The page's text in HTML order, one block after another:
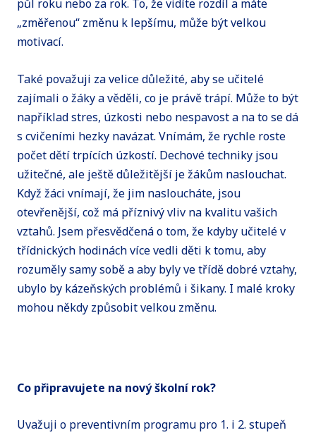
půl roku nebo za rok. To, že vidíte rozdíl a máte
„změřenou“ změnu k lepšímu, může být velkou
motivací.
Také považuji za velice důležité, aby se učitelé
zajímali o žáky a věděli, co je právě trápí. Může to být
například stres, úzkosti nebo nespavost a na to se dá
s cvičeními hezky navázat. Vnímám, že rychle roste
počet dětí trpících úzkostí. Dechové techniky jsou
užitečné, ale ještě důležitější je žákům naslouchat.
Když žáci vnímají, že jim nasloucháte, jsou
otevřenější, což má příznivý vliv na kvalitu vašich
vztahů. Jsem přesvědčená o tom, že kdyby učitelé v
třídnických hodinách více vedli děti k tomu, aby
rozuměly samy sobě a aby byly ve třídě dobré vztahy,
ubylo by kázeňských problémů i šikany. I malé kroky
mohou někdy způsobit velkou změnu.
Co připravujete na nový školní rok?
Uvažuji o preventivním programu pro 1. i 2. stupeň